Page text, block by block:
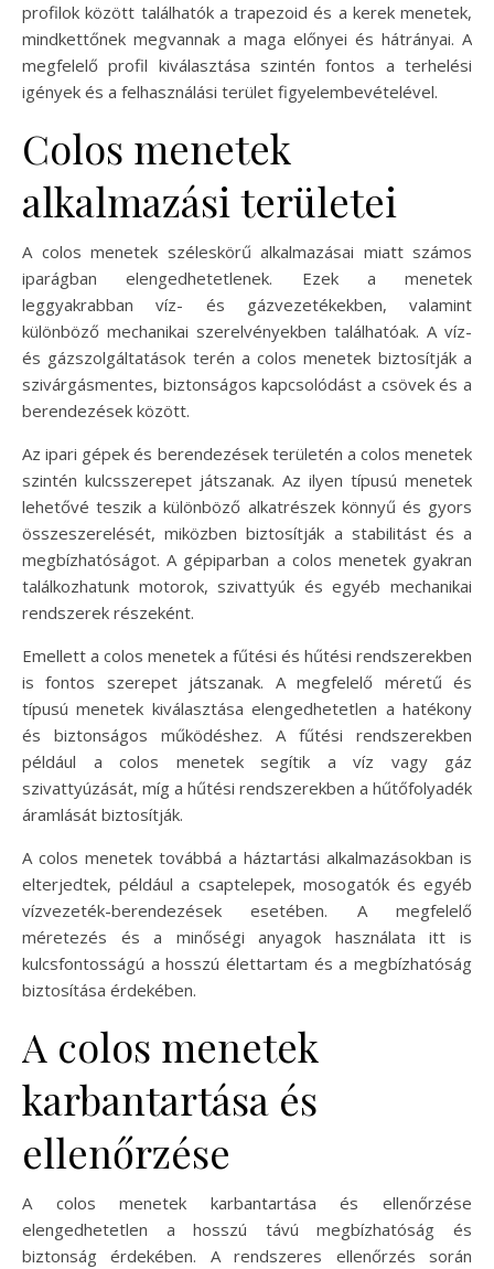
profilok között találhatók a trapezoid és a kerek menetek,
mindkettőnek megvannak a maga előnyei és hátrányai. A
megfelelő profil kiválasztása szintén fontos a terhelési
igények és a felhasználási terület figyelembevételével.
Colos menetek
alkalmazási területei
A colos menetek széleskörű alkalmazásai miatt számos
iparágban elengedhetetlenek. Ezek a menetek
leggyakrabban víz- és gázvezetékekben, valamint
különböző mechanikai szerelvényekben találhatóak. A víz-
és gázszolgáltatások terén a colos menetek biztosítják a
szivárgásmentes, biztonságos kapcsolódást a csövek és a
berendezések között.
Az ipari gépek és berendezések területén a colos menetek
szintén kulcsszerepet játszanak. Az ilyen típusú menetek
lehetővé teszik a különböző alkatrészek könnyű és gyors
összeszerelését, miközben biztosítják a stabilitást és a
megbízhatóságot. A gépiparban a colos menetek gyakran
találkozhatunk motorok, szivattyúk és egyéb mechanikai
rendszerek részeként.
Emellett a colos menetek a fűtési és hűtési rendszerekben
is fontos szerepet játszanak. A megfelelő méretű és
típusú menetek kiválasztása elengedhetetlen a hatékony
és biztonságos működéshez. A fűtési rendszerekben
például a colos menetek segítik a víz vagy gáz
szivattyúzását, míg a hűtési rendszerekben a hűtőfolyadék
áramlását biztosítják.
A colos menetek továbbá a háztartási alkalmazásokban is
elterjedtek, például a csaptelepek, mosogatók és egyéb
vízvezeték-berendezések esetében. A megfelelő
méretezés és a minőségi anyagok használata itt is
kulcsfontosságú a hosszú élettartam és a megbízhatóság
biztosítása érdekében.
A colos menetek
karbantartása és
ellenőrzése
A colos menetek karbantartása és ellenőrzése
elengedhetetlen a hosszú távú megbízhatóság és
biztonság érdekében. A rendszeres ellenőrzés során